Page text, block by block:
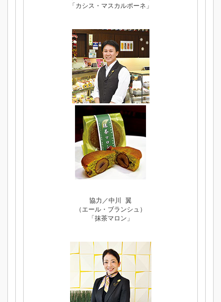
「カシス・マスカルポーネ」
協力／中川 翼
（エール・ブランシュ）
「抹茶マロン」